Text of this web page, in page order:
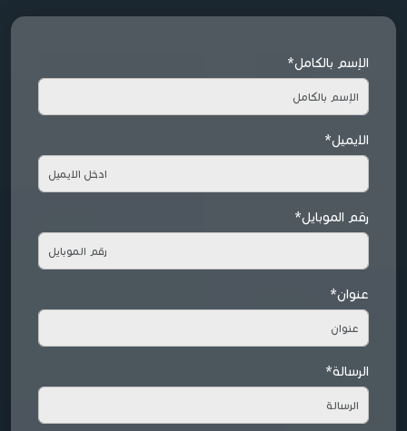
الإسم بالكامل*
الايميل*
رقم الموبايل*
عنوان*
الرسالة*